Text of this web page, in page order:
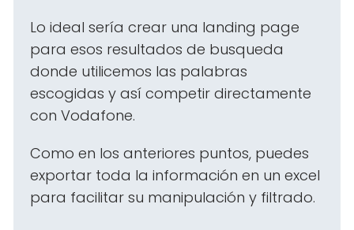
Lo ideal sería crear una landing page
para esos resultados de busqueda
donde utilicemos las palabras
escogidas y así competir directamente
con Vodafone.
Como en los anteriores puntos, puedes
exportar toda la información en un excel
para facilitar su manipulación y filtrado.